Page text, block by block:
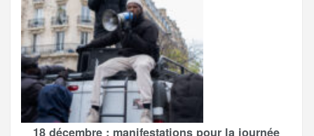
18 décembre : manifestations pour la journée